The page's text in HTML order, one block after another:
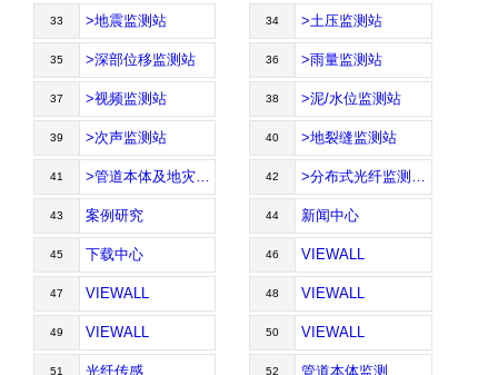
33 >地震监测站 34 >土压监测站
35 >深部位移监测站 36 >雨量监测站
37 >视频监测站 38 >泥/水位监测站
39 >次声监测站 40 >地裂缝监测站
41 >管道本体及地灾监测平台 42 >分布式光纤监测平台
43 案例研究 44 新闻中心
45 下载中心 46 VIEWALL
47 VIEWALL 48 VIEWALL
49 VIEWALL 50 VIEWALL
51 光纤传感 52 管道本体监测